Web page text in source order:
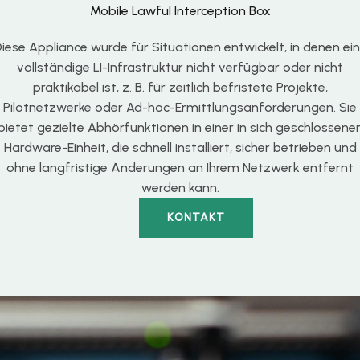
Mobile Lawful Interception Box
Appliance wurde für Situationen entwickelt, in denen
vollständige LI-Infrastruktur nicht verfügbar oder nicht
praktikabel ist, z. B. für zeitlich befristete Projekte,
Pilotnetzwerke oder Ad-hoc-Ermittlungsanforderungen. Sie
gezielte Abhörfunktionen in einer in sich
Hardware-Einheit, die schnell installiert, sicher betrieben und
ohne langfristige Änderungen an Ihrem Netzwerk entfernt
werden kann.
KONTAKT